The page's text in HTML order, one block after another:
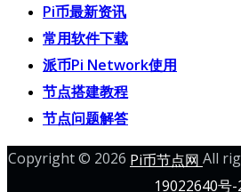
Pi币最新资讯
常用软件下载
派币Pi Network使用
节点搭建教程
节点问题解答
Copyright © 2026 Pi币节点网 All
19022640号-